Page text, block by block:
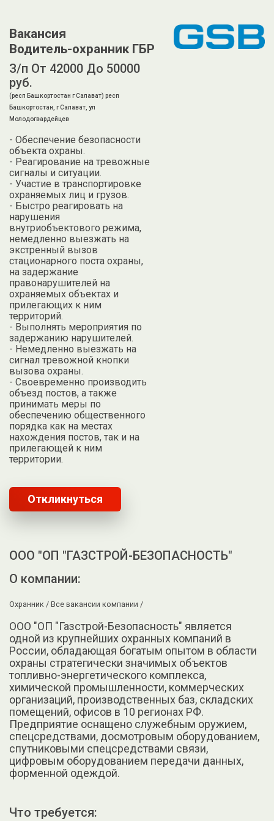
Вакансия
Водитель-охранник ГБР
З/п От 42000 До 50000
руб.
(респ Башкортостан г Салават) респ
Башкортостан, г Салават, ул
Молодогвардейцев
- Обеспечение безопасности
объекта охраны.
- Реагирование на тревожные
сигналы и ситуации.
- Участие в транспортировке
охраняемых лиц и грузов.
- Быстро реагировать на
нарушения
внутриобъектового режима,
немедленно выезжать на
экстренный вызов
стационарного поста охраны,
на задержание
правонарушителей на
охраняемых объектах и
прилегающих к ним
территорий.
- Выполнять мероприятия по
задержанию нарушителей.
- Немедленно выезжать на
сигнал тревожной кнопки
вызова охраны.
- Своевременно производить
объезд постов, а также
принимать меры по
обеспечению общественного
порядка как на местах
нахождения постов, так и на
прилегающей к ним
территории.
Откликнуться
ООО "ОП "ГАЗСТРОЙ-БЕЗОПАСНОСТЬ"
О компании:
Охранник / Все вакансии компании /
ООО "ОП "Газстрой-Безопасность" является
одной из крупнейших охранных компаний в
России, обладающая богатым опытом в области
охраны стратегически значимых объектов
топливно-энергетического комплекса,
химической промышленности, коммерческих
организаций, производственных баз, складских
помещений, офисов в 10 регионах РФ.
Предприятие оснащено служебным оружием,
спецсредствами, досмотровым оборудованием,
спутниковыми спецсредствами связи,
цифровым оборудованием передачи данных,
форменной одеждой.
Что требуется: